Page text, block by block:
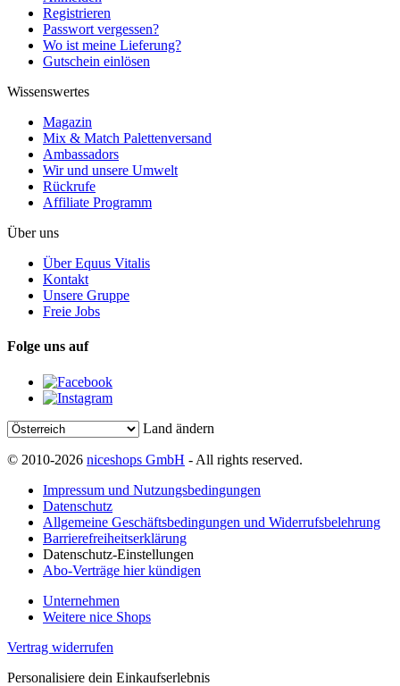
Registrieren
Passwort vergessen?
Wo ist meine Lieferung?
Gutschein einlösen
Wissenswertes
Magazin
Mix & Match Palettenversand
Ambassadors
Wir und unsere Umwelt
Rückrufe
Affiliate Programm
Über uns
Über Equus Vitalis
Kontakt
Unsere Gruppe
Freie Jobs
Folge uns auf
Land ändern
© 2010-2026 niceshops GmbH - All rights reserved.
Impressum und Nutzungsbedingungen
Datenschutz
Allgemeine Geschäftsbedingungen und Widerrufsbelehrung
Barrierefreiheitserklärung
Datenschutz-Einstellungen
Abo-Verträge hier kündigen
Unternehmen
Weitere nice Shops
Vertrag widerrufen
Personalisiere dein Einkaufserlebnis